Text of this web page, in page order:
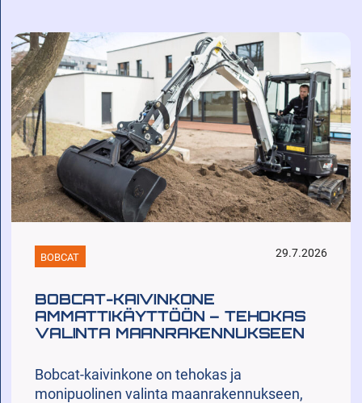
BOBCAT 29.7.2026
BOBCAT-KAIVINKONE
AMMATTIKÄYTTÖÖN – TEHOKAS
VALINTA MAANRAKENNUKSEEN
Bobcat-kaivinkone on tehokas ja
monipuolinen valinta maanrakennukseen,